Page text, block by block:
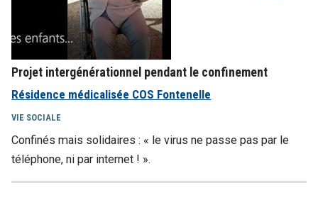
Projet intergénérationnel pendant le confinement
Résidence médicalisée COS Fontenelle
VIE SOCIALE
Confinés mais solidaires : « le virus ne passe pas par le
téléphone, ni par internet ! ».